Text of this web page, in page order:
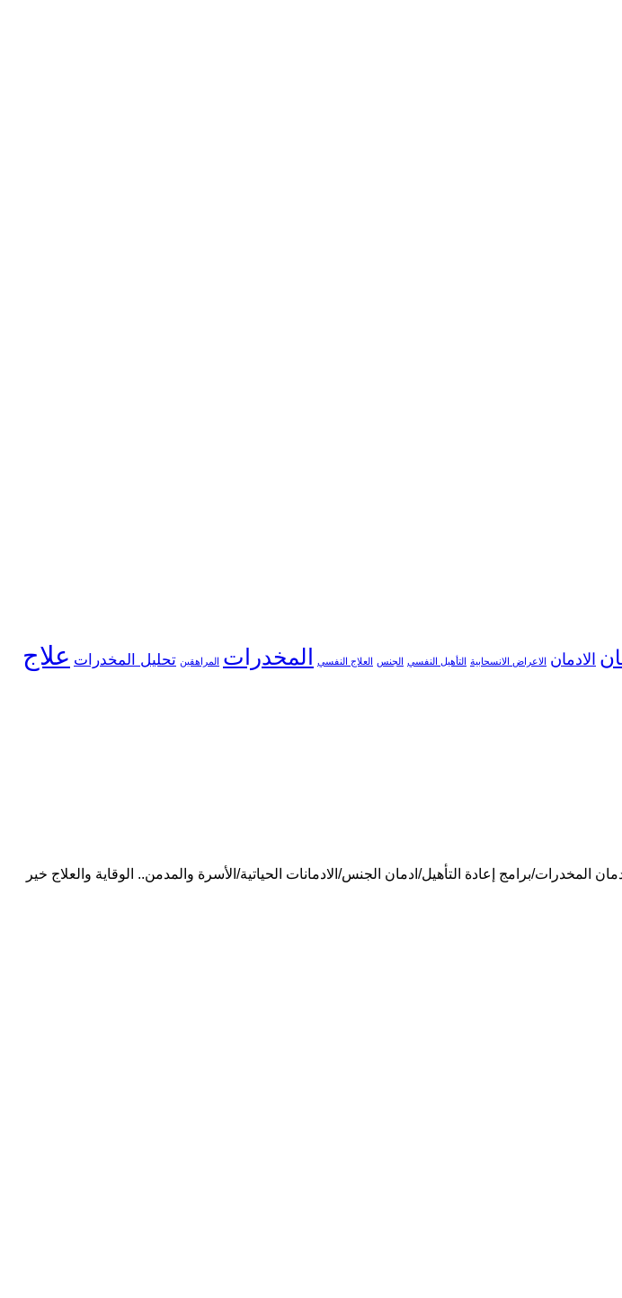
الادمان الاعراض الانسحابية التأهيل النفسي الجنس العلاج النفسي المخدرات المراهقين تحليل المخدرات علاج
برامج إعادة التأهيل/ادمان الجنس/الادمانات الحياتية/الأسرة والمدمن.. الوقاية والعلاج خير